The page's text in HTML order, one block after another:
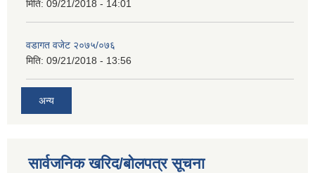
मिति: 09/21/2018 - 14:01
वडागत वजेट २०७५/०७६
मिति: 09/21/2018 - 13:56
अन्य
सार्वजनिक खरिद/बोलपत्र सूचना